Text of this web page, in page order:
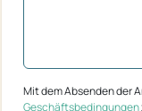
Mit dem Absenden der
Geschäftsbedingungen